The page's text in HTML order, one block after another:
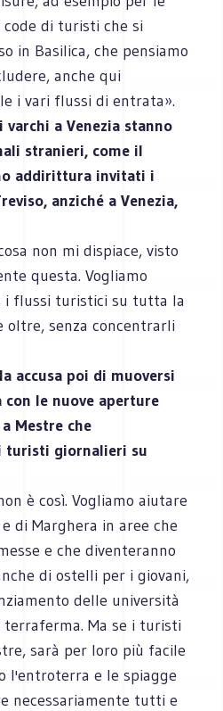
di turisti che si
in Basilica, che pensiamo
anche qui
i vari flussi di entrata».
a Venezia stanno
stranieri, come il
addirittura invitati i
anziché a Venezia,
non mi dispiace, visto
questa. Vogliamo
i flussi turistici su tutta la
senza concentrarli
accusa poi di muoversi
le nuove aperture
Mestre che
turisti giornalieri su
è così. Vogliamo aiutare
di Marghera in aree che
e che diventeranno
di ostelli per i giovani,
delle università
terraferma. Ma se i turisti
sarà per loro più facile
l'entroterra e le spiagge
necessariamente tutti e